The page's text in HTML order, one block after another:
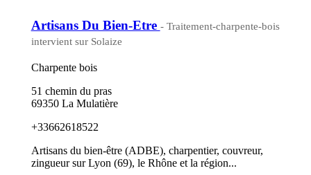
Artisans Du Bien-Etre - Traitement-charpente-bois
intervient sur Solaize
Charpente bois
51 chemin du pras
69350 La Mulatière
+33662618522
Artisans du bien-être (ADBE), charpentier, couvreur,
zingueur sur Lyon (69), le Rhône et la région...